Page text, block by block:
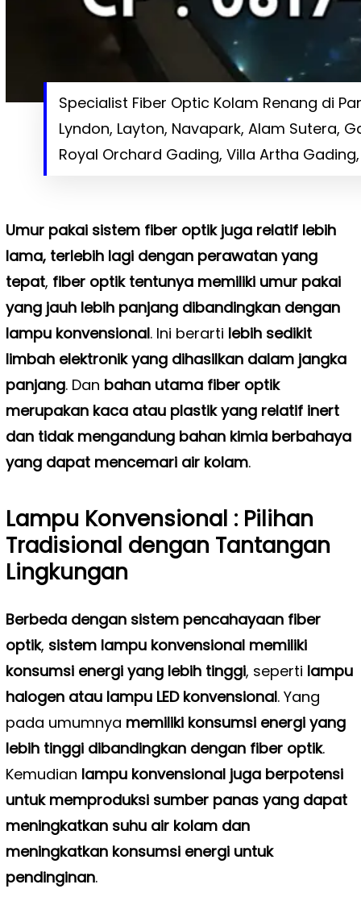
Specialist Fiber Optic Kolam Renang di
Lyndon, Layton, Navapark, Alam Sutera,
Royal Orchard Gading, Villa Artha
Umur pakai sistem fiber optik juga relatif lebih
lama, terlebih lagi dengan perawatan yang
tepat, fiber optik tentunya memiliki umur pakai
yang jauh lebih panjang dibandingkan dengan
lampu konvensional. Ini berarti lebih sedikit
limbah elektronik yang dihasilkan dalam jangka
panjang. Dan bahan utama fiber optik
merupakan kaca atau plastik yang relatif inert
dan tidak mengandung bahan kimia berbahaya
yang dapat mencemari air kolam.
Lampu Konvensional : Pilihan
Tradisional dengan Tantangan
Lingkungan
Berbeda dengan sistem pencahayaan fiber
optik, sistem lampu konvensional memiliki
konsumsi energi yang lebih tinggi, seperti lampu
halogen atau lampu LED konvensional. Yang
pada umumnya memiliki konsumsi energi yang
lebih tinggi dibandingkan dengan fiber optik.
Kemudian lampu konvensional juga berpotensi
untuk memproduksi sumber panas yang dapat
meningkatkan suhu air kolam dan
meningkatkan konsumsi energi untuk
pendinginan.